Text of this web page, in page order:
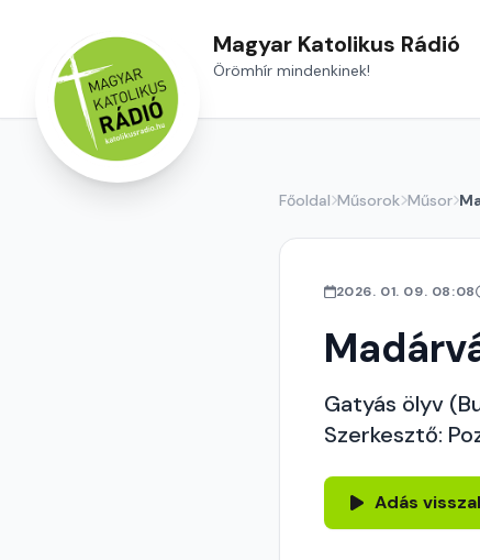
Magyar Katolikus Rádió
Örömhír mindenkinek!
Főoldal Műsorok Műsor
2026. 01. 09. 08:08
Gatyás ölyv
Szerkesztő:
Adás